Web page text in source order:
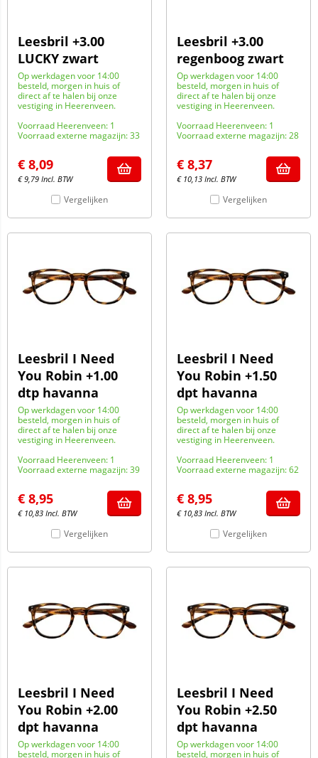
Leesbril +3.00
LUCKY zwart
Op werkdagen voor 14:00
besteld, morgen in huis of
direct af te halen bij onze
vestiging in Heerenveen.
Voorraad Heerenveen: 1
Voorraad externe magazijn: 33
€ 8,09
€9,79 Incl. BTW
Vergelijken
Leesbril +3.00
regenboog zwart
Op werkdagen voor 14:00
besteld, morgen in huis of
direct af te halen bij onze
vestiging in Heerenveen.
Voorraad Heerenveen: 1
Voorraad externe magazijn: 28
€ 8,37
€ 10,13 Incl. BTW
Vergelijken
Leesbril I Need
You Robin +1.00
dtp havanna
Op werkdagen voor 14:00
besteld, morgen in huis of
direct af te halen bij onze
vestiging in Heerenveen.
Voorraad Heerenveen: 1
Voorraad externe magazijn: 39
€ 8,95
€ 10,83 Incl. BTW
Vergelijken
Leesbril I Need
You Robin +1.50
dpt havanna
Op werkdagen voor 14:00
besteld, morgen in huis of
direct af te halen bij onze
vestiging in Heerenveen.
Voorraad Heerenveen: 1
Voorraad externe magazijn: 62
€ 8,95
€ 10,83 Incl. BTW
Vergelijken
Leesbril I Need
You Robin +2.00
dpt havanna
Op werkdagen voor 14:00
besteld, morgen in huis of
Leesbril I Need
You Robin +2.50
dpt havanna
Op werkdagen voor 14:00
besteld, morgen in huis of